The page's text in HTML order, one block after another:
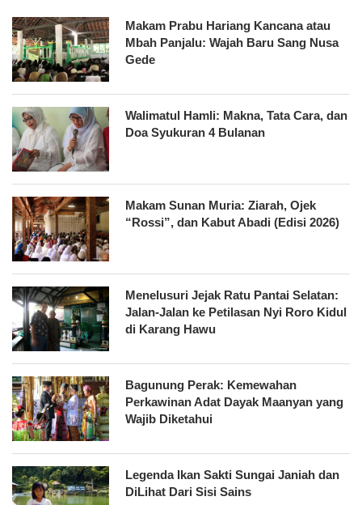
Makam Prabu Hariang Kancana atau
Mbah Panjalu: Wajah Baru Sang Nusa
Gede
Walimatul Hamli: Makna, Tata Cara, dan
Doa Syukuran 4 Bulanan
Makam Sunan Muria: Ziarah, Ojek
“Rossi”, dan Kabut Abadi (Edisi 2026)
Menelusuri Jejak Ratu Pantai Selatan:
Jalan-Jalan ke Petilasan Nyi Roro Kidul
di Karang Hawu
Bagunung Perak: Kemewahan
Perkawinan Adat Dayak Maanyan yang
Wajib Diketahui
Legenda Ikan Sakti Sungai Janiah dan
DiLihat Dari Sisi Sains